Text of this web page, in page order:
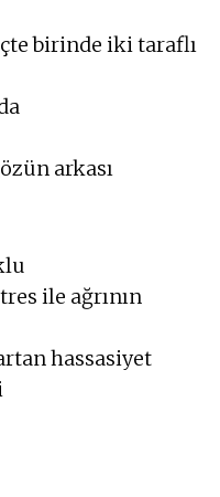
birinde iki taraflı
arkası
ile ağrının
hassasiyet